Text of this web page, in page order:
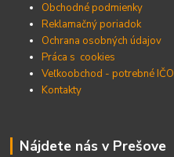
Obchodné podmienky
Reklamačný poriadok
Ochrana osobných údajov
Práca s cookies
Veľkoobchod - potrebné IČO
Kontakty
Nájdete nás v Prešove